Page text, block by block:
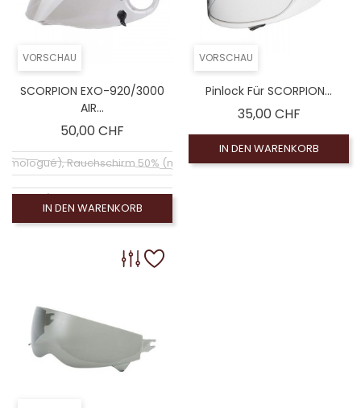
VORSCHAU
SCORPION EXO-920/3000
AIR...
50,00 CHF
Rauchschirm 50% (non homologué)
Leinwand Rauch 100% (non homologué)
Silberner Spiegelbildschirm (non homologué)
IN DEN WARENKORB
VORSCHAU
Pinlock Für SCORPION...
35,00 CHFPreis
IN DEN WARENKORB